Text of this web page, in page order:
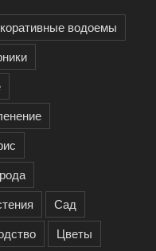
водоемы
Сад
Цветы